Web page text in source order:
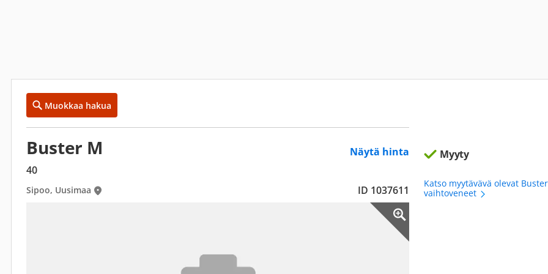
Muokkaa hakua
Buster M
Näytä hinta
40
Sipoo, Uusimaa ID 1037611
Myyty
Katso myytävävä olevat
vaihtoveneet